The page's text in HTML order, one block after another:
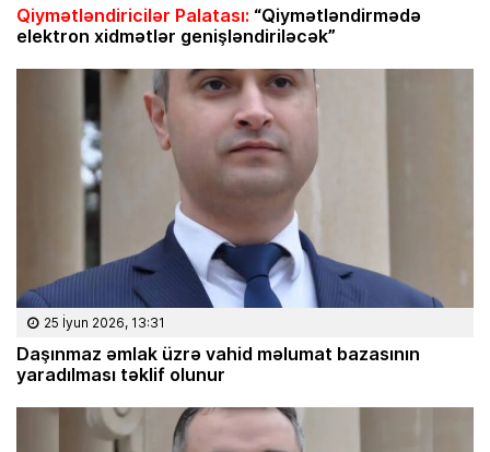
Qiymətləndiricilər Palatası: “Qiymətləndirmədə
elektron xidmətlər genişləndiriləcək”
25 İyun 2026, 13:31
Daşınmaz əmlak üzrə vahid məlumat bazasının
yaradılması təklif olunur